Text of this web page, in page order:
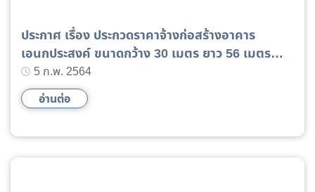
ประกาศ เรื่อง ประกวดราคาจ้างก่อสร้างอาคาร
เอนกประสงค์ ขนาดกว้าง 30 เมตร ยาว 56 เมตร
ด้วยวิธีประกวดราคาอิเล็กทรอนิกส์ (e-bidding)
5 ก.พ. 2564
อ่านต่อ